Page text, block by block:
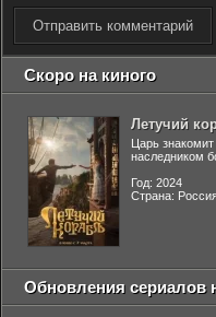
Отправить комментарий
Скоро на киного
Летучий
Царь
наследником
Год: 2024
Страна:
Обновления сериалов